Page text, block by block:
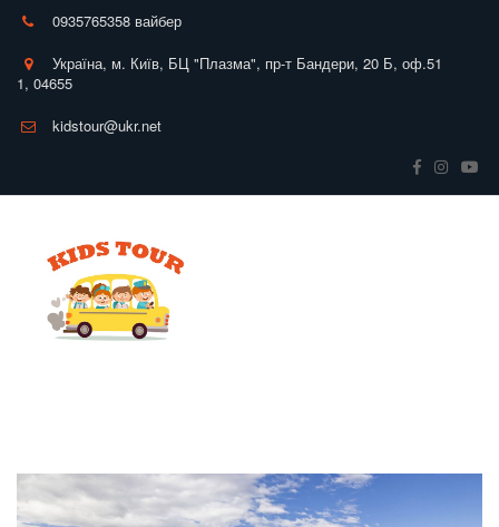
0935765358 вайбер
Україна, м. Київ, БЦ "Плазма", пр-т Бандери, 20 Б, оф.51
1, 04655
kidstour@ukr.net